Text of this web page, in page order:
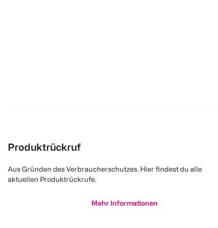
Produktrückruf
Aus Gründen des Verbraucherschutzes. Hier findest du alle
aktuellen Produktrückrufe.
Mehr Informationen